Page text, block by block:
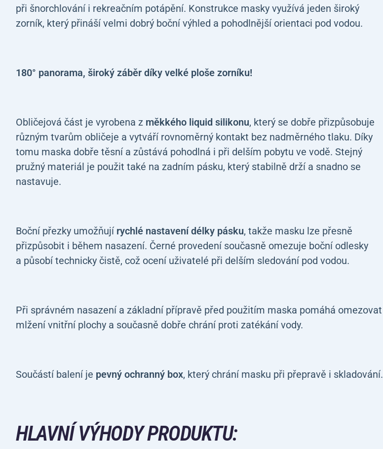
při šnorchlování i rekreačním potápění. Konstrukce masky využívá jeden široký
zorník, který přináší velmi dobrý boční výhled a pohodlnější orientaci pod vodou.
180° panorama, široký záběr díky velké ploše zorníku!
Obličejová část je vyrobena z měkkého liquid silikonu, který se dobře přizpůsobuje
různým tvarům obličeje a vytváří rovnoměrný kontakt bez nadměrného tlaku. Díky
tomu maska dobře těsní a zůstává pohodlná i při delším pobytu ve vodě. Stejný
pružný materiál je použit také na zadním pásku, který stabilně drží a snadno se
nastavuje.
Boční přezky umožňují rychlé nastavení délky pásku, takže masku lze přesně
přizpůsobit i během nasazení. Černé provedení současně omezuje boční odlesky
a působí technicky čistě, což ocení uživatelé při delším sledování pod vodou.
Při správném nasazení a základní přípravě před použitím maska pomáhá omezovat
mlžení vnitřní plochy a současně dobře chrání proti zatékání vody.
Součástí balení je pevný ochranný box, který chrání masku při přepravě i skladování.
HLAVNÍ VÝHODY PRODUKTU: